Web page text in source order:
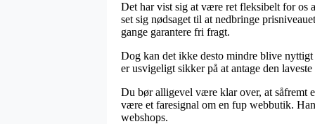
Det har vist sig at være ret fleksibelt for os
set sig nødsaget til at nedbringe
gange garantere fri fragt.
Dog kan det ikke desto mindre blive
er usvigeligt sikker på at antage den laveste
Du bør alligevel være klar over, at såfremt
være et faresignal om en fup webbutik.
webshops.